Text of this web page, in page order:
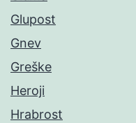
Glupost
Gnev
Greške
Heroji
Hrabrost